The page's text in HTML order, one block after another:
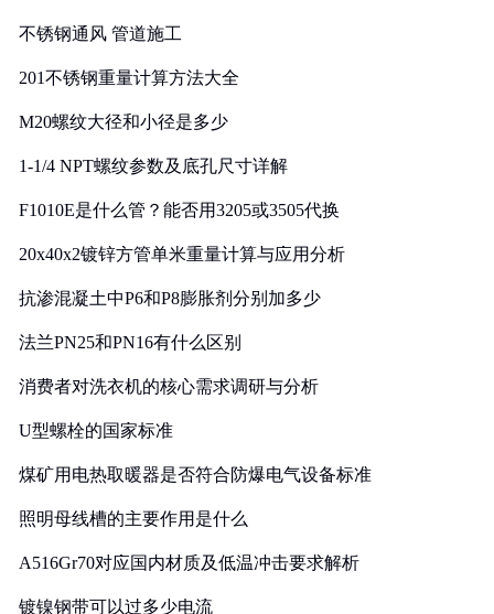
不锈钢通风 管道施工
201不锈钢重量计算方法大全
M20螺纹大径和小径是多少
1-1/4 NPT螺纹参数及底孔尺寸详解
F1010E是什么管？能否用3205或3505代换
20x40x2镀锌方管单米重量计算与应用分析
抗渗混凝土中P6和P8膨胀剂分别加多少
法兰PN25和PN16有什么区别
消费者对洗衣机的核心需求调研与分析
U型螺栓的国家标准
煤矿用电热取暖器是否符合防爆电气设备标准
照明母线槽的主要作用是什么
A516Gr70对应国内材质及低温冲击要求解析
镀镍钢带可以过多少电流